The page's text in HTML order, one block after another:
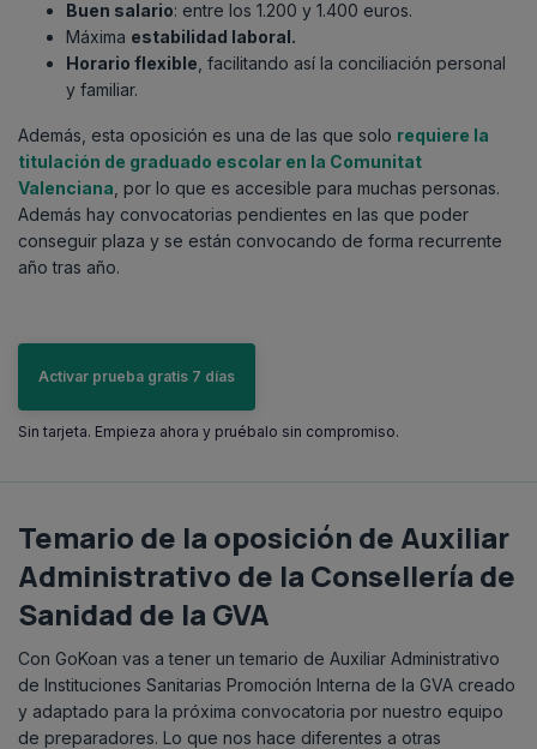
Buen salario: entre los 1.200 y 1.400 euros.
Máxima estabilidad laboral.
Horario flexible , facilitando así la conciliación personal
y familiar.
Además, esta oposición es una de las que solo requiere la
titulación de graduado escolar en la Comunitat
Valenciana , por lo que es accesible para muchas personas.
Además hay convocatorias pendientes en las que poder
conseguir plaza y se están convocando de forma recurrente
año tras año.
Activar prueba gratis 7 días
Sin tarjeta. Empieza ahora y pruébalo sin compromiso.
Temario de la oposición de Auxiliar
Administrativo de la Consellería de
Sanidad de la GVA
Con GoKoan vas a tener un temario de Auxiliar Administrativo
de Instituciones Sanitarias Promoción Interna de la GVA creado
y adaptado para la próxima convocatoria por nuestro equipo
de preparadores. Lo que nos hace diferentes a otras